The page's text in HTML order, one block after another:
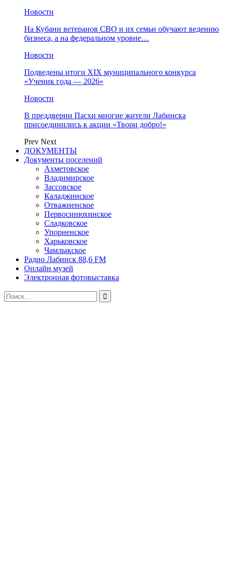
Новости
На Кубани ветеранов СВО и их семьи обучают ведению
бизнеса, а на федеральном уровне…
Новости
Подведены итоги XIX муниципального конкурса
«Ученик года — 2026»
Новости
В преддверии Пасхи многие жители Лабинска
присоединились к акции «Твори добро!»
Prev Next
ДОКУМЕНТЫ
Документы поселений
Ахметовское
Владимирское
Зассовское
Каладжинское
Отважненское
Первосинюхинское
Сладковское
Упорненское
Харьковское
Чамлыкское
Радио Лабинск 88,6 FM
Онлайн музей
Электронная фотовыставка